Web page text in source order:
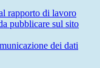
rapporto di lavoro
pubblicare sul sito
dei dati